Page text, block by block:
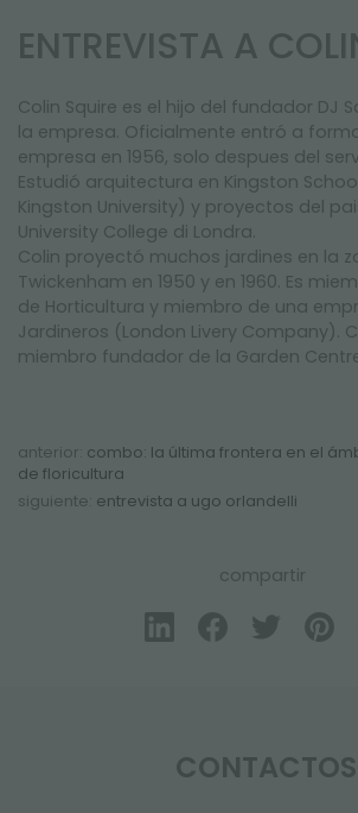
MÁS RESULTADOS PARA USTED:
CATÁLOGOS
NEWSLETTER
ENTREVISTA A
Colin Squire es el hijo del fundador DJ
la empresa. Oficialmente entró a
empresa en 1956, solo despues del
Estudió arquitectura en Kingston
Kingston University) y proyectos del
University College di Londra.
Colin proyectó muchos jardines en la
Twickenham en 1950 y en 1960. Es
de Horticultura y miembro de una
Jardineros (London Livery Company).
miembro fundador de la Garden
anterior: combo: la última frontera en el
de floricultura
siguiente: entrevista a ugo orlandelli
compartir
CONTACTOS